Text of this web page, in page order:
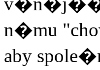
n�mu
aby